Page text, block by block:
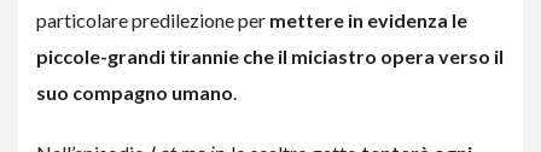
particolare predilezione per mettere in evidenza le
piccole-grandi tirannie che il miciastro opera verso il
suo compagno umano.